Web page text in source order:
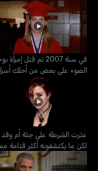
في سنة 2007 تم
الضوء على بعض من أحلك أسرار
عثرت الشرطة على جثة أم
لكن ما يكتشفونه أكثر قتامة